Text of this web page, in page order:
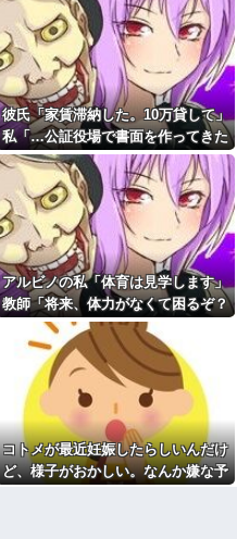
柿の種、以前は柿の種のピー
ナッツの方が好きだった
【仰天】石破茂さん、自民若
手に舐めてかかった結果「全て
を失うwwwww」
【驚愕】旦那が姪を妊娠させ
てた！？離婚後の修羅場がヤバ
すぎるｗｗｗｗ
【困惑】飲食店勤務俺「米4升
研いでください」Ｚ後輩女子
「よんしょう・・・？」
女性料理人「冷蔵庫にフグを
置いておくと旦那が優しくな
る」識者「その手があった
か……」⇒7万いいね！！！
新卒の時に受けた会社の面接
で、趣味と地元の話だけして採
用された
商売傾いた義実家のローンを
半額負担中の我が家…「家を買
って」と調子に乗るトメに住む
場所がなくなる未来を教えてあ
げた結果←息根を止める返しで
スカッとｗ
統合失調症って何がどうヤバ
いの？「現実」と「妄想」の境
界が崩れるってマジ？
【画像】最新の浜辺美波さ
彼氏「家賃滞納した。10万貸して」
私「…公証役場で書面を作ってきた
ら考える」→結果・・・
アルビノの私「体育は見学します」
教師「将来、体力がなくて困るぞ？
我慢して走れ！」→結果、膝を痛め
て・・・
コトメが最近妊娠したらしいんだけ
ど、様子がおかしい。なんか嫌な予